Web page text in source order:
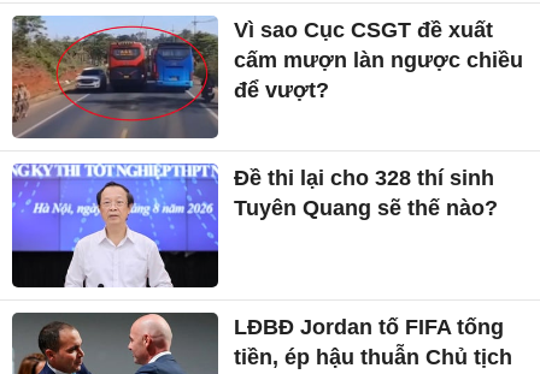
Vì sao Cục CSGT đề xuất
cấm mượn làn ngược chiều
để vượt?
Đề thi lại cho 328 thí sinh
Tuyên Quang sẽ thế nào?
LĐBĐ Jordan tố FIFA tống
tiền, ép hậu thuẫn Chủ tịch